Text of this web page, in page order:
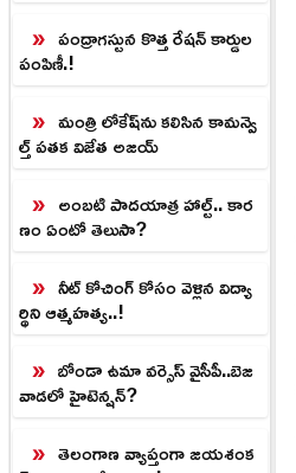
పంద్రాగస్టున కొత్త రేషన్ కార్డుల
పంపిణీ.!
మంత్రి లోకేష్‌ను కలిసిన కామన్వె
ల్త్ పతక విజేత అజయ్
అంబటి పాదయాత్ర హాల్ట్.. కార
ణం ఏంటో తెలుసా?
నీట్ కోచింగ్ కోసం వెళ్లిన విద్యా
ర్థిని ఆత్మహత్య..!
బోండా ఉమా వర్సెస్ వైసీపీ..బెజ
వాడలో హైటెన్షన్?
తెలంగాణ వ్యాప్తంగా జయశంక